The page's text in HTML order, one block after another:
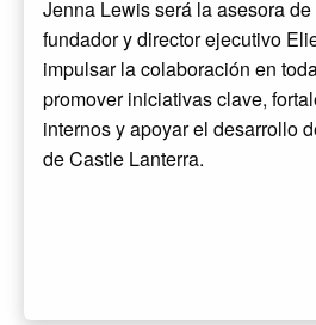
Jenna Lewis será la asesora
fundador y director ejecutivo
impulsar la colaboración en
promover iniciativas clave,
internos y apoyar el desarrollo
de Castle Lanterra.